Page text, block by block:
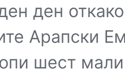
ден
Арапски
шест